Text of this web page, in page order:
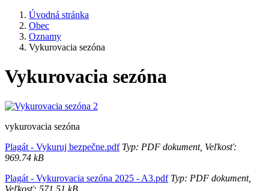
Úvodná stránka
Obec
Oznamy
Vykurovacia sezóna
Vykurovacia sezóna
vykurovacia sezóna
Plagát - Vykuruj bezpečne.pdfTyp: PDF dokument, Veľkosť:
969.74 kB
Plagát - Vykurovacia sezóna 2025 - A3.pdfTyp: PDF dokument,
Veľkosť: 571.51 kB